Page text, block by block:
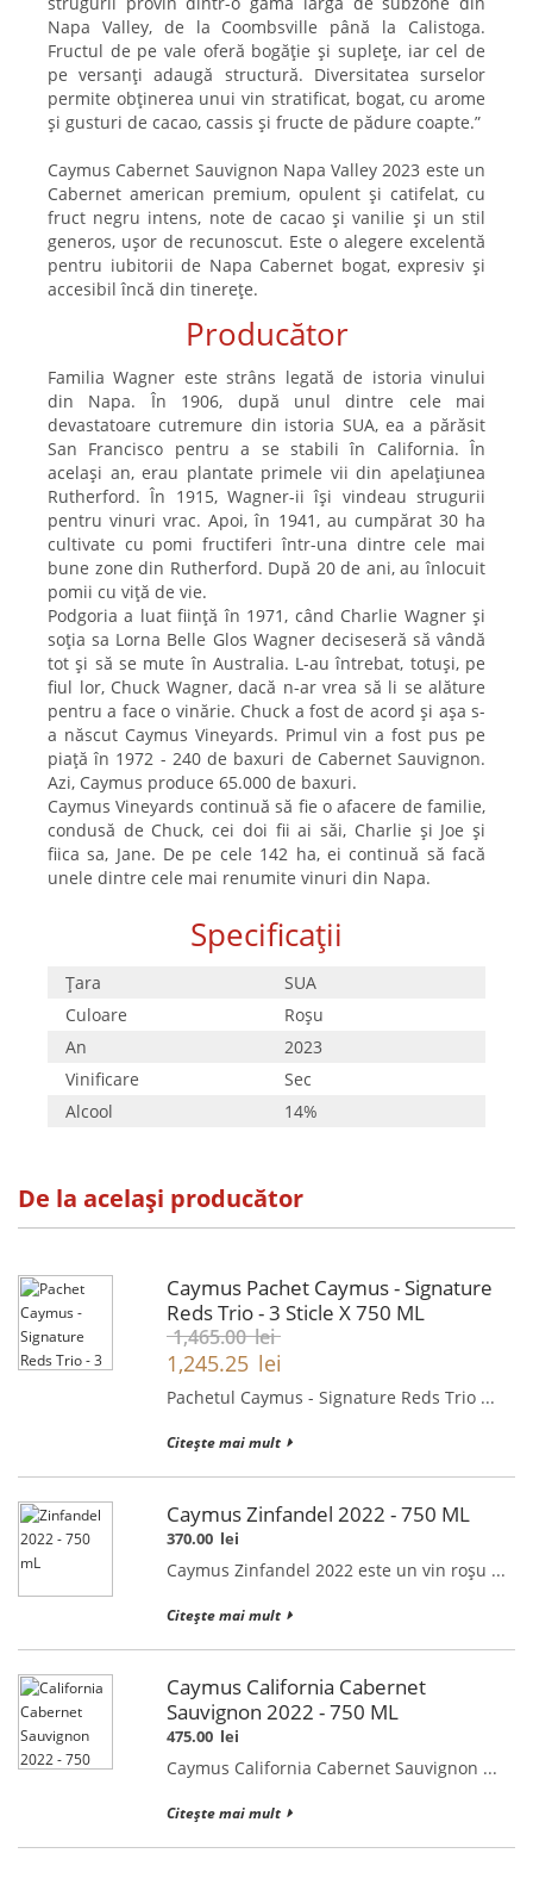
Napa Valley, de la Coombsville până la Calistoga.
Fructul de pe vale oferă bogăție și suplețe, iar cel de
pe versanți adaugă structură. Diversitatea surselor
permite obținerea unui vin stratificat, bogat, cu arome
și gusturi de cacao, cassis și fructe de pădure coapte.”
Caymus Cabernet Sauvignon Napa Valley 2023 este un
Cabernet american premium, opulent și catifelat, cu
fruct negru intens, note de cacao și vanilie și un stil
generos, ușor de recunoscut. Este o alegere excelentă
pentru iubitorii de Napa Cabernet bogat, expresiv și
accesibil încă din tinerețe.
Producător
Familia Wagner este strâns legată de istoria vinului
din Napa. În 1906, după unul dintre cele mai
devastatoare cutremure din istoria SUA, ea a părăsit
San Francisco pentru a se stabili în California. În
același an, erau plantate primele vii din apelațiunea
Rutherford. În 1915, Wagner-ii își vindeau strugurii
pentru vinuri vrac. Apoi, în 1941, au cumpărat 30 ha
cultivate cu pomi fructiferi într-una dintre cele mai
bune zone din Rutherford. După 20 de ani, au înlocuit
pomii cu viță de vie.
Podgoria a luat ființă în 1971, când Charlie Wagner și
soția sa Lorna Belle Glos Wagner deciseseră să vândă
tot și să se mute în Australia. L-au întrebat, totuși, pe
fiul lor, Chuck Wagner, dacă n-ar vrea să li se alăture
pentru a face o vinărie. Chuck a fost de acord și așa s-
a născut Caymus Vineyards. Primul vin a fost pus pe
piață în 1972 - 240 de baxuri de Cabernet Sauvignon.
Azi, Caymus produce 65.000 de baxuri.
Caymus Vineyards continuă să fie o afacere de familie,
condusă de Chuck, cei doi fii ai săi, Charlie și Joe și
fiica sa, Jane. De pe cele 142 ha, ei continuă să facă
unele dintre cele mai renumite vinuri din Napa.
Specificații
Țara
SUA
Culoare
Roşu
An
2023
Vinificare
Sec
Alcool
14%
De la același producător
Caymus Pachet Caymus - Signature
Reds Trio - 3 Sticle X 750 ML
1,465.00lei
1,245.25 lei
Pachetul Caymus - Signature Reds Trio ...
Citește mai mult
Caymus Zinfandel 2022 - 750 ML
370.00 lei
Caymus Zinfandel 2022 este un vin roșu ...
Citește mai mult
Caymus California Cabernet
Sauvignon 2022 - 750 ML
475.00 lei
Caymus California Cabernet Sauvignon ...
Citește mai mult